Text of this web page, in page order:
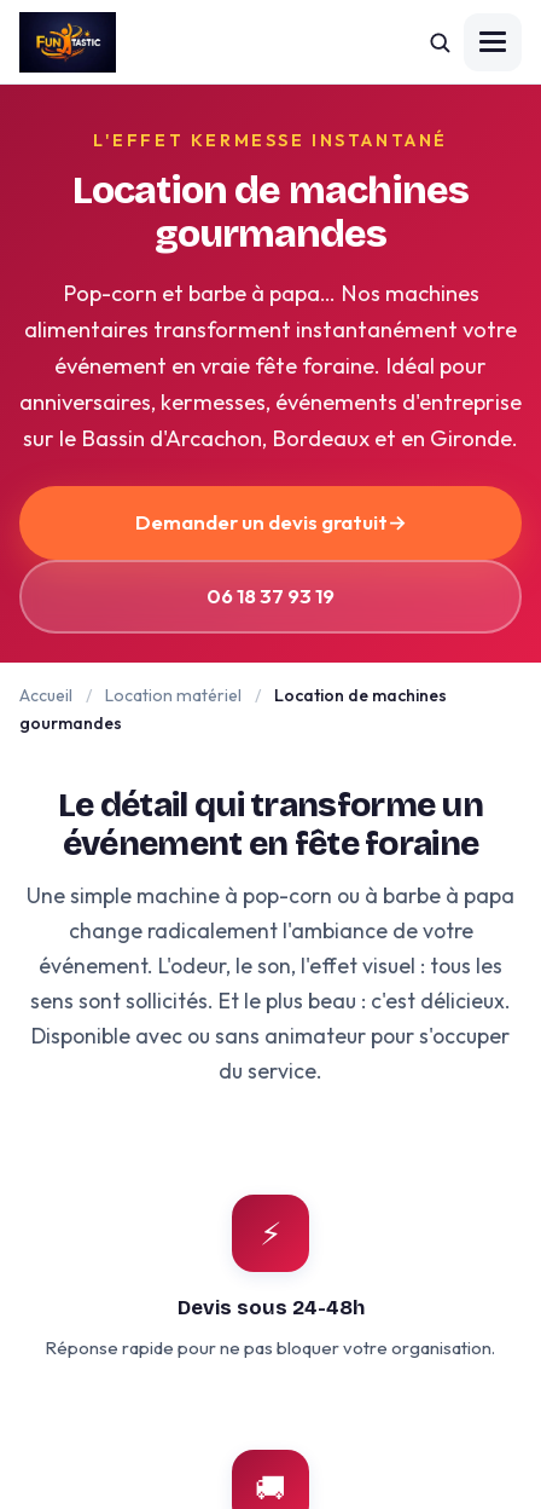
L'EFFET KERMESSE INSTANTANÉ
Location de machines
gourmandes
Pop-corn et barbe à papa… Nos machines
alimentaires transforment instantanément votre
événement en vraie fête foraine. Idéal pour
anniversaires, kermesses, événements d'entreprise
sur le Bassin d'Arcachon, Bordeaux et en Gironde.
Demander un devis gratuit→
06 18 37 93 19
Accueil / Location matériel /
Location de machines
gourmandes
Le détail qui transforme un
événement en fête foraine
Une simple machine à pop-corn ou à barbe à papa
change radicalement l'ambiance de votre
événement. L'odeur, le son, l'effet visuel : tous les
sens sont sollicités. Et le plus beau : c'est délicieux.
Disponible avec ou sans animateur pour s'occuper
du service.
⚡
Devis sous 24-48h
Réponse rapide pour ne pas bloquer votre organisation.
🚚